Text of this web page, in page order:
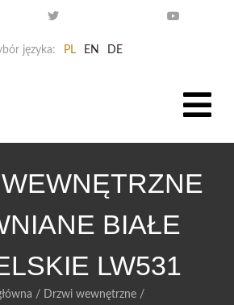
języka: PL EN DE
BIAŁE
LW531
/ Drzwi wewnętrzne/